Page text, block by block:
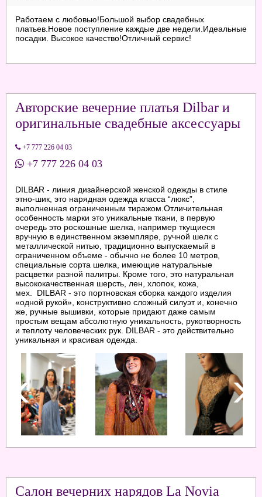
Работаем с любовью!Большой выбор свадебных
платьев.Новое поступление каждые две недели.Идеальные
посадки. Высокое качество!Отличный сервис!
Авторские вечерние платья Dilbar и
оригинальные свадебные аксессуары
+7 777 226 04 03
+7 777 226 04 03
DILBAR - линия дизайнерской женской одежды в стиле
этно-шик, это нарядная одежда класса “люкс”,
выполненная ограниченным тиражом.Отличительная
особенность марки это уникальные ткани, в первую
очередь это роскошные шелка, например ткущиеся
вручную в единственном экземпляре, ручной шелк с
металлической нитью, традиционно выпускаемый в
ограниченном объеме - обычно не более 10 метров,
специальные сорта шелка, имеющие натуральные
расцветки разной палитры. Кроме того, это натуральная
высококачественная шерсть, лен, хлопок, кожа,
мех. DILBAR - это портновская сборка каждого изделия
«одной рукой», конструктивно сложный силуэт и, конечно
же, ручные вышивки, которые придают даже самым
простым вещам абсолютную уникальность, рукотворность
и теплоту человеческих рук. DILBAR - это действительно
уникальная и красивая одежда.
Салон вечерних нарядов La Novia